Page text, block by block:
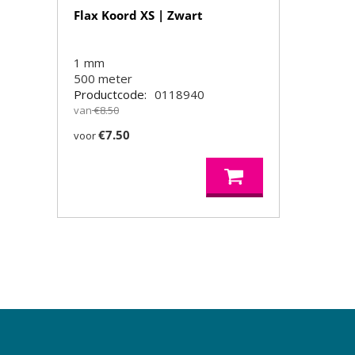
Flax Koord XS | Zwart
1 mm
500 meter
Productcode: 0118940
van €8.50
voor€7.50